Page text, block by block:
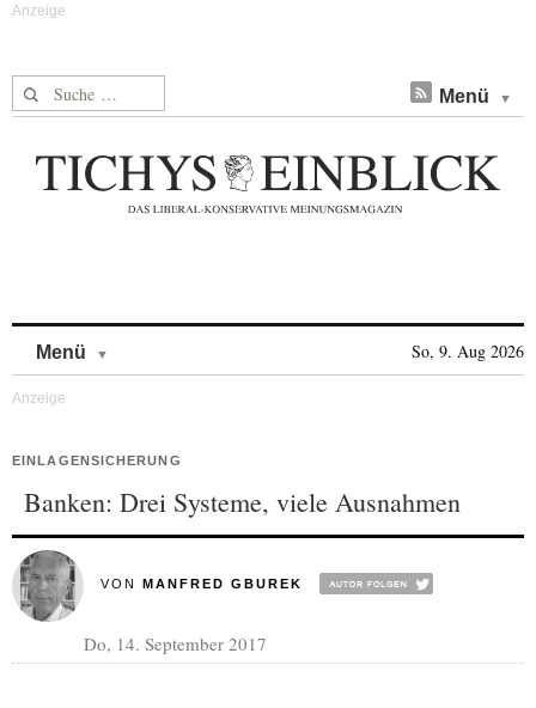
Suche nach: Menü
Menü So, 9. Aug 2026
EINLAGENSICHERUNG
Banken: Drei Systeme, viele Ausnahmen
VON MANFRED GBUREK
Do, 14. September 2017